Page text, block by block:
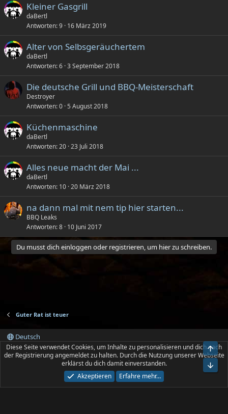
Kleiner Gasgrill
daBertl
Antworten 9 16 März 2019
Alter von Selbsgeräuchertem
daBertl
Antworten 6 3 September 2018
Die deutsche Grill und BBQ-Meisterschaft
Destroyer
Antworten 0 5 August 2018
Küchenmaschine
daBertl
Antworten 20 23 Juli 2018
Alles neue macht der Mai ...
daBertl
Antworten 10 20 März 2018
na dann mal mit nem tip hier starten...
BBQ Leaks
Antworten 8 10 Juni 2017
Du musst dich einloggen oder registrieren, um hier zu schreiben.
Guter Rat ist teuer
Deutsch
Kontakt
Nutzungsbedingungen
Datenschutz
Hilfe und Impressum
R
S
S
Community platform by XenForo® © 2010-2026 XenForo Ltd.
Diese Seite verwendet Cookies, um Inhalte zu personalisieren und dich nach
der Registrierung angemeldet zu halten. Durch die Nutzung unserer Webseite
erklärst du dich damit einverstanden.
Akzeptieren
Erfahre mehr…